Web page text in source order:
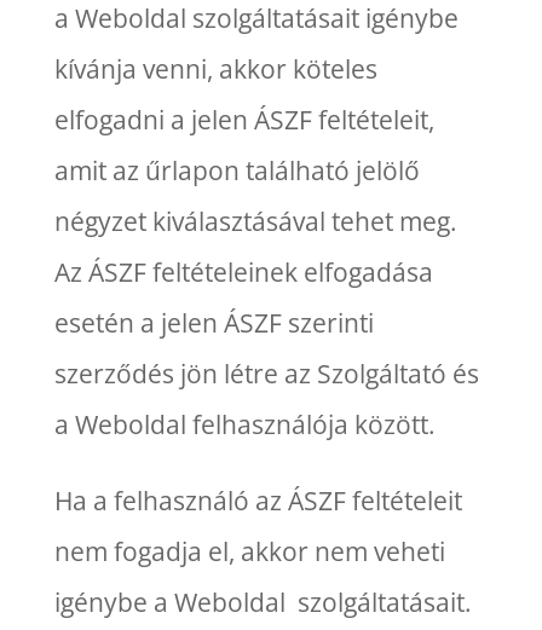
a Weboldal szolgáltatásait igénybe
kívánja venni, akkor köteles
elfogadni a jelen ÁSZF feltételeit,
amit az űrlapon található jelölő
négyzet kiválasztásával tehet meg.
Az ÁSZF feltételeinek elfogadása
esetén a jelen ÁSZF szerinti
szerződés jön létre az Szolgáltató és
a Weboldal felhasználója között.
Ha a felhasználó az ÁSZF feltételeit
nem fogadja el, akkor nem veheti
igénybe a Weboldal szolgáltatásait.